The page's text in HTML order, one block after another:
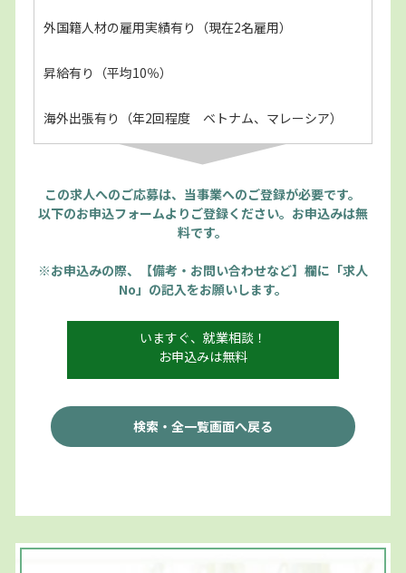
外国籍人材の雇用実績有り（現在2名雇用）
昇給有り（平均10％）
海外出張有り（年2回程度 ベトナム、マレーシア）
この求人へのご応募は、当事業へのご登録が必要です。
以下のお申込フォームよりご登録ください。お申込みは無
料です。
※お申込みの際、【備考・お問い合わせなど】欄に「求人
No」の記入をお願いします。
いますぐ、就業相談！
お申込みは無料
検索・全一覧画面へ戻る